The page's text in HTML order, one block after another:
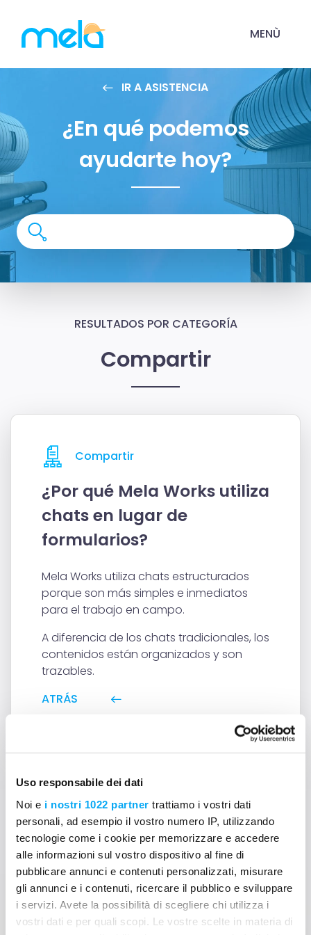
Uso responsabile dei dati
Noi e i nostri 1022 partner trattiamo i vostri dati
personali, ad esempio il vostro numero IP, utilizzando
tecnologie come i cookie per memorizzare e accedere
alle informazioni sul vostro dispositivo al fine di
pubblicare annunci e contenuti personalizzati, misurare
gli annunci e i contenuti, ricercare il pubblico e sviluppare
i servizi. Avete la possibilità di scegliere chi utilizza i
vostri dati e per quali scopi. Le vostre scelte in materia di
MENÙ
IR A ASISTENCIA
¿En qué podemos
ayudarte hoy?
RESULTADOS POR CATEGORÍA
Compartir
Compartir
¿Por qué Mela Works utiliza
chats en lugar de
formularios?
Mela Works utiliza chats estructurados
porque son más simples e inmediatos
para el trabajo en campo.
A diferencia de los chats tradicionales, los
contenidos están organizados y son
trazables.
ATRÁS
¿No encuentras la
respuesta a tu pregunta?
Contáctanos